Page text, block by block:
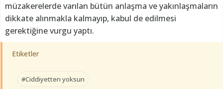
müzakerelerde varılan bütün anlaşma ve yakınlaşmaların
dikkate alınmakla kalmayıp, kabul de edilmesi
gerektiğine vurgu yaptı.
Etiketler
#Ciddiyetten yoksun